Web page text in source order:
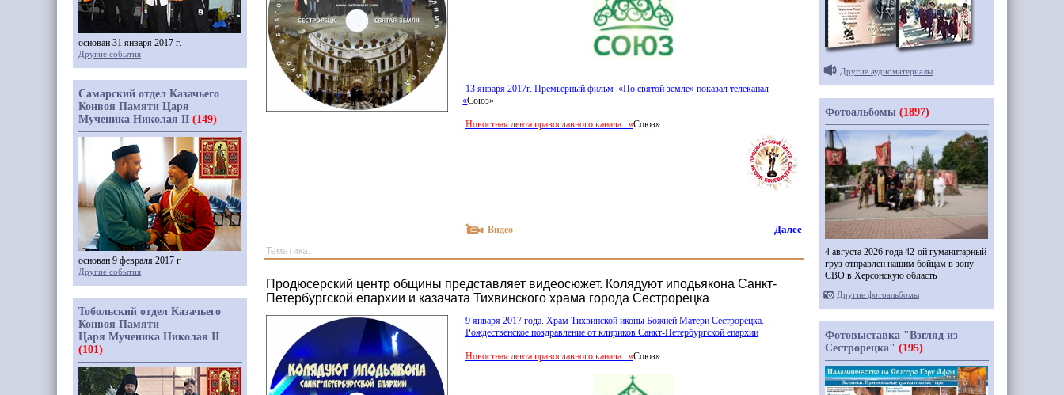
13 января 2017г. Премьерный фильм «По святой земле» показал телеканал
«Союз»
Новостная лента православного канала «Союз»
Далее
Видео
Тематика:
Продюсерский центр общины представляет видеосюжет. Колядуют иподьякона Санкт-
Петербургской епархии и казачата Тихвинского храма города Сестрорецка
9 января 2017 года. Храм Тихвинской иконы Божией Матери Сестрорецка.
Рождественское поздравление от клириков Санкт-Петербургской епархии
Новостная лента православного канала «Союз»
основан 31 января 2017 г.
Другие события
Самарский отдел Казачьего
Конвоя Памяти Царя
Мученика Николая II (149)
основан 9 февраля 2017 г.
Другие события
Тобольский отдел Казачьего
Конвоя Памяти
Царя Мученика Николая II
(101)
Другие аудиоматериалы
Фотоальбомы (1897)
4 августа 2026 года 42-ой гуманитарный
груз отправлен нашим бойцам в зону
СВО в Херсонскую область
Другие фотоальбомы
Фотовыставка "Взгляд из
Сестрорецка" (195)